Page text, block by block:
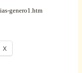
genero1.htm
X